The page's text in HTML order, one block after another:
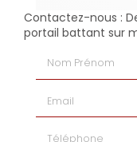
Contactez-nous :
portail battant sur